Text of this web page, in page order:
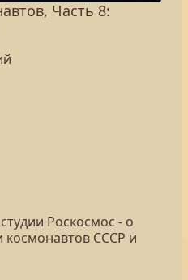
Часть 8:
Роскосмос - о
космонавтов СССР и